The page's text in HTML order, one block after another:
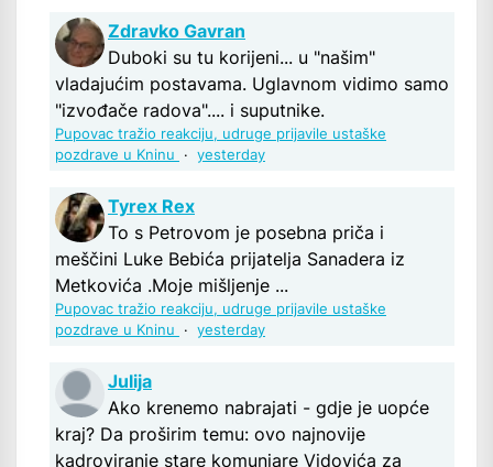
Zdravko Gavran
Duboki su tu korijeni... u "našim"
vladajućim postavama. Uglavnom vidimo samo
"izvođače radova".... i suputnike.
Pupovac tražio reakciju, udruge prijavile ustaške
pozdrave u Kninu
· yesterday
Tyrex Rex
To s Petrovom je posebna priča i
meščini Luke Bebića prijatelja Sanadera iz
Metkovića .Moje mišljenje ...
Pupovac tražio reakciju, udruge prijavile ustaške
pozdrave u Kninu
· yesterday
Julija
Ako krenemo nabrajati - gdje je uopće
kraj? Da proširim temu: ovo najnovije
kadroviranje stare komunjare Vidovića za